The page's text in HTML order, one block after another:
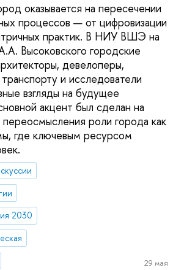
оказывается на пересечении
процессов — от цифровизации
практик. В НИУ ВШЭ на
Высоковского городские
девелоперы,
и исследователи
взгляды на будущее
акцент был сделан на
роли города как
где ключевым ресурсом
2030
29 мая